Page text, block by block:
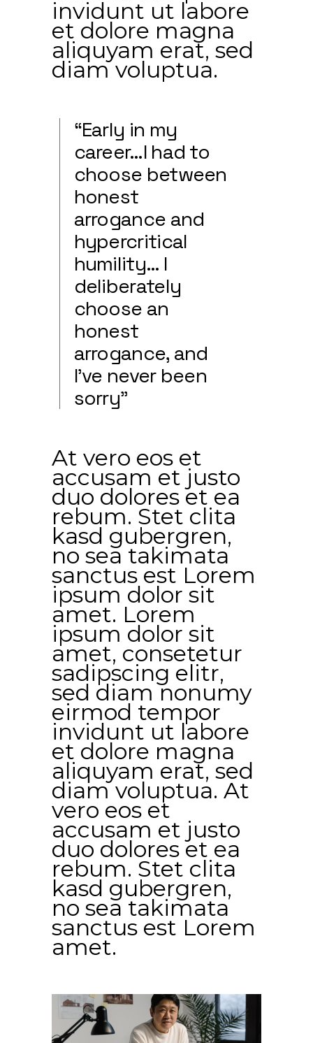
invidunt ut labore
et dolore magna
aliquyam erat, sed
diam voluptua.
“Early in my
career…I had to
choose between
honest
arrogance and
hypercritical
humility… I
deliberately
choose an
honest
arrogance, and
I’ve never been
sorry”
At vero eos et
accusam et justo
duo dolores et ea
rebum. Stet clita
kasd gubergren,
no sea takimata
sanctus est Lorem
ipsum dolor sit
amet. Lorem
ipsum dolor sit
amet, consetetur
sadipscing elitr,
sed diam nonumy
eirmod tempor
invidunt ut labore
et dolore magna
aliquyam erat, sed
diam voluptua. At
vero eos et
accusam et justo
duo dolores et ea
rebum. Stet clita
kasd gubergren,
no sea takimata
sanctus est Lorem
amet.